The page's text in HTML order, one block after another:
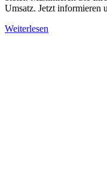
Umsatz. Jetzt informieren
Weiterlesen